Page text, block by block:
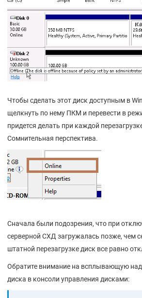
Чтобы сделать этот диск доступным в
щелкнуть по нему ПКМ и перевести в
придется делать при каждой
Сомнительная перспектива.
Сначала были подозрения, что при
серверной СХД загружалась позже, чем
штатной перезагрузке диск все равно
Обратите внимание на всплывающую
диска в консоли управления дисками: